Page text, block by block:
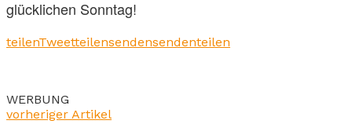
glücklichen Sonntag!
teilenTweetteilensendensendenteilen
WERBUNG
vorheriger Artikel